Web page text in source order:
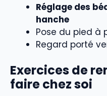
Réglage des
hanche
Pose du pied à
Regard porté
Exercices de
faire chez soi